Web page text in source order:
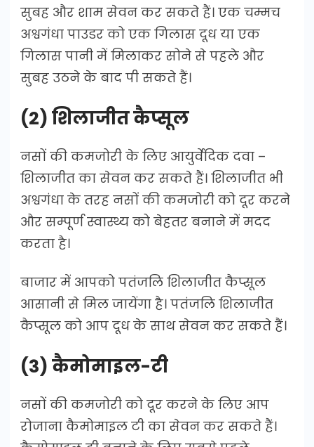
सुबह और शाम सेवन कर सकते हैं। एक चम्मच
अश्वगंधा पाउडर को एक गिलास दूध या एक
गिलास पानी में मिलाकर सोने से पहले और
सुबह उठने के बाद पी सकते हैं।
(2) शिलाजीत कैप्सूल
नसों की कमजोरी के लिए आयुर्वेदिक दवा –
शिलाजीत का सेवन कर सकते हैं। शिलाजीत भी
अश्वगंधा के तरह नसों की कमजोरी को दूर करने
और सम्पूर्ण स्वास्थ्य को बेहतर बनाने में मदद
करता है।
बाजार में आपको पतंजलि शिलाजीत कैप्सूल
आसानी से मिल जायेंगा है। पतंजलि शिलाजीत
कैप्सूल को आप दूध के साथ सेवन कर सकते हैं।
(3) कैमोमाइल-टी
नसों की कमजोरी को दूर करने के लिए आप
रोजाना कैमोमाइल टी का सेवन कर सकते हैं।